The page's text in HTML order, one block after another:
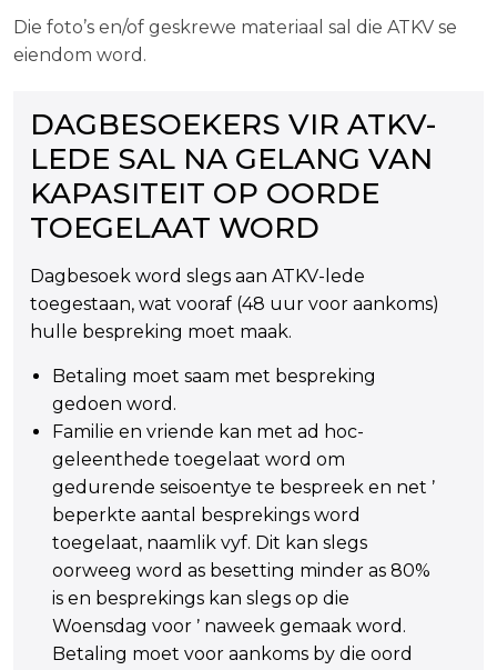
Die foto’s en/of geskrewe materiaal sal die ATKV se
eiendom word.
DAGBESOEKERS VIR ATKV-
LEDE SAL NA GELANG VAN
KAPASITEIT OP OORDE
TOEGELAAT WORD
Dagbesoek word slegs aan ATKV-lede
toegestaan, wat vooraf (48 uur voor aankoms)
hulle bespreking moet maak.
Betaling moet saam met bespreking
gedoen word.
Familie en vriende kan met ad hoc-
geleenthede toegelaat word om
gedurende seisoentye te bespreek en net ŉ
beperkte aantal besprekings word
toegelaat, naamlik vyf. Dit kan slegs
oorweeg word as besetting minder as 80%
is en besprekings kan slegs op die
Woensdag voor ŉ naweek gemaak word.
Betaling moet voor aankoms by die oord